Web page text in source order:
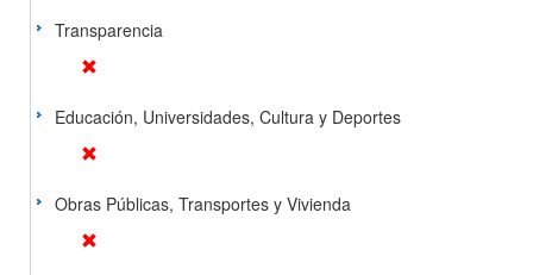
Transparencia
Educación, Universidades, Cultura y Deportes
Obras Públicas, Transportes y Vivienda